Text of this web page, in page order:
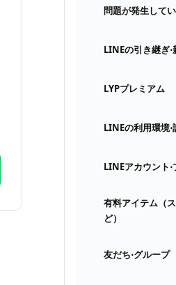
問題が発生して
LINEの引き継ぎ⋅
LYPプレミアム
LINEの利用環境⋅
LINEアカウント
有料アイテム（
ど）
友だち⋅グループ